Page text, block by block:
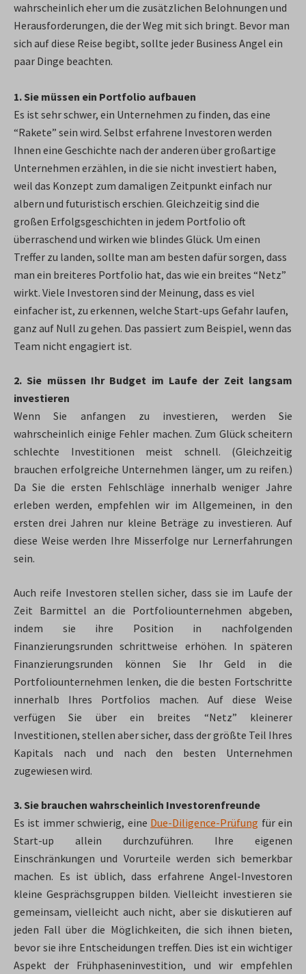
wahrscheinlich eher um die zusätzlichen Belohnungen und
Herausforderungen, die der Weg mit sich bringt. Bevor man
sich auf diese Reise begibt, sollte jeder Business Angel ein
paar Dinge beachten.
1. Sie müssen ein Portfolio aufbauen
Es ist sehr schwer, ein Unternehmen zu finden, das eine
“Rakete” sein wird. Selbst erfahrene Investoren werden
Ihnen eine Geschichte nach der anderen über großartige
Unternehmen erzählen, in die sie nicht investiert haben,
weil das Konzept zum damaligen Zeitpunkt einfach nur
albern und futuristisch erschien. Gleichzeitig sind die
großen Erfolgsgeschichten in jedem Portfolio oft
überraschend und wirken wie blindes Glück. Um einen
Treffer zu landen, sollte man am besten dafür sorgen, dass
man ein breiteres Portfolio hat, das wie ein breites “Netz”
wirkt. Viele Investoren sind der Meinung, dass es viel
einfacher ist, zu erkennen, welche Start-ups Gefahr laufen,
ganz auf Null zu gehen. Das passiert zum Beispiel, wenn das
Team nicht engagiert ist.
2. Sie müssen Ihr Budget im Laufe der Zeit langsam
investieren
Wenn Sie anfangen zu investieren, werden Sie
wahrscheinlich einige Fehler machen. Zum Glück scheitern
schlechte Investitionen meist schnell. (Gleichzeitig
brauchen erfolgreiche Unternehmen länger, um zu reifen.)
Da Sie die ersten Fehlschläge innerhalb weniger Jahre
erleben werden, empfehlen wir im Allgemeinen, in den
ersten drei Jahren nur kleine Beträge zu investieren. Auf
diese Weise werden Ihre Misserfolge nur Lernerfahrungen
sein.
Auch reife Investoren stellen sicher, dass sie im Laufe der
Zeit Barmittel an die Portfoliounternehmen abgeben,
indem sie ihre Position in nachfolgenden
Finanzierungsrunden schrittweise erhöhen. In späteren
Finanzierungsrunden können Sie Ihr Geld in die
Portfoliounternehmen lenken, die die besten Fortschritte
innerhalb Ihres Portfolios machen. Auf diese Weise
verfügen Sie über ein breites “Netz” kleinerer
Investitionen, stellen aber sicher, dass der größte Teil Ihres
Kapitals nach und nach den besten Unternehmen
zugewiesen wird.
3. Sie brauchen wahrscheinlich Investorenfreunde
Es ist immer schwierig, eine Due-Diligence-Prüfung für ein
Start-up allein durchzuführen. Ihre eigenen
Einschränkungen und Vorurteile werden sich bemerkbar
machen. Es ist üblich, dass erfahrene Angel-Investoren
kleine Gesprächsgruppen bilden. Vielleicht investieren sie
gemeinsam, vielleicht auch nicht, aber sie diskutieren auf
jeden Fall über die Möglichkeiten, die sich ihnen bieten,
bevor sie ihre Entscheidungen treffen. Dies ist ein wichtiger
Aspekt der Frühphaseninvestition, und wir empfehlen